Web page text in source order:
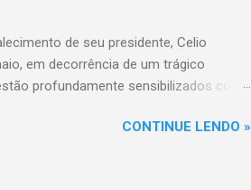
de seu presidente, Celio
em decorrência de um trágico
profundamente sensibilizados com
com amor, dedicação e espírito
CONTINUE LENDO »